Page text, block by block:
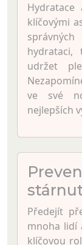
klíčovými
hydrataci,
udržet
ve své
nejlepších
Předejít
mnoha lidí
klíčovou